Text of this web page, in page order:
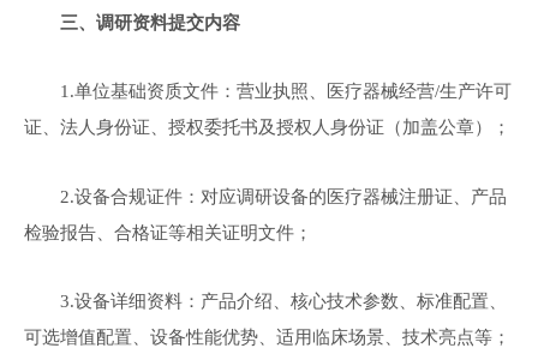
三、调研资料提交内容
1.单位基础资质文件：营业执照、医疗器械经营/生产许可
证、法人身份证、授权委托书及授权人身份证（加盖公章）；
2.设备合规证件：对应调研设备的医疗器械注册证、产品
检验报告、合格证等相关证明文件；
3.设备详细资料：产品介绍、核心技术参数、标准配置、
可选增值配置、设备性能优势、适用临床场景、技术亮点等；